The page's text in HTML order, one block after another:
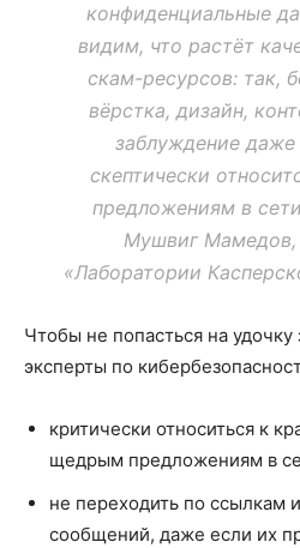
конфиденциальные
видим, что растёт
скам-ресурсов: так,
вёрстка, дизайн,
заблуждение
скептически
предложениям в
Мушвиг Мамедов,
«Лаборатории
Чтобы не попасться на
эксперты по
критически относиться к
щедрым предложениям в
не переходить по ссылкам
сообщений, даже если их